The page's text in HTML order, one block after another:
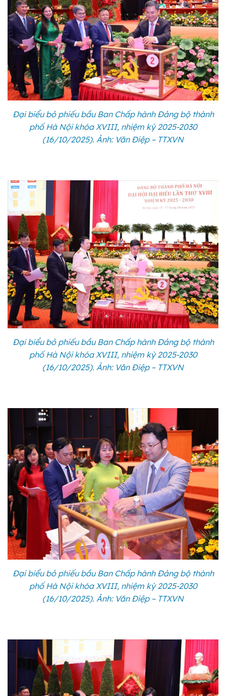
Đại biểu bỏ phiếu bầu Ban Chấp hành Đảng bộ thành
phố Hà Nội khóa XVIII, nhiệm kỳ 2025-2030
(16/10/2025). Ảnh: Văn Điệp – TTXVN
Đại biểu bỏ phiếu bầu Ban Chấp hành Đảng bộ thành
phố Hà Nội khóa XVIII, nhiệm kỳ 2025-2030
(16/10/2025). Ảnh: Văn Điệp – TTXVN
Đại biểu bỏ phiếu bầu Ban Chấp hành Đảng bộ thành
phố Hà Nội khóa XVIII, nhiệm kỳ 2025-2030
(16/10/2025). Ảnh: Văn Điệp – TTXVN